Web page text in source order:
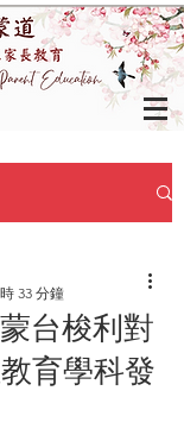
台梭利對
育學科發
33 分鐘